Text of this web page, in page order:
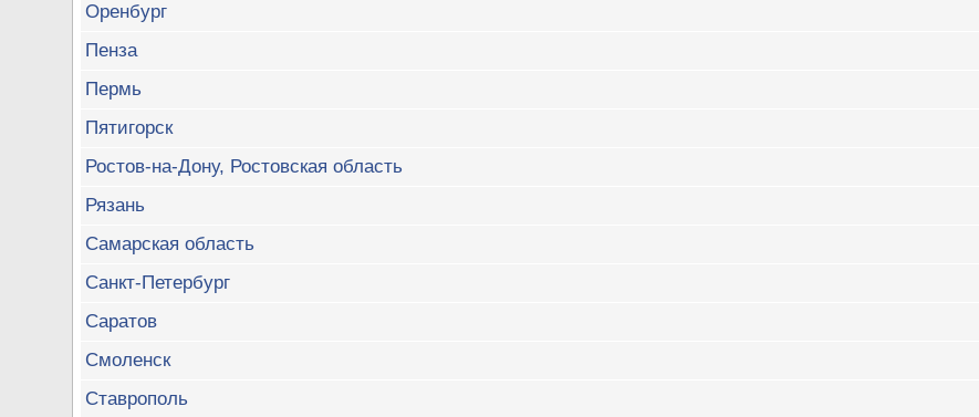
Оренбург
Пенза
Пермь
Пятигорск
Ростов-на-Дону, Ростовская область
Рязань
Самарская область
Санкт-Петербург
Саратов
Смоленск
Ставрополь